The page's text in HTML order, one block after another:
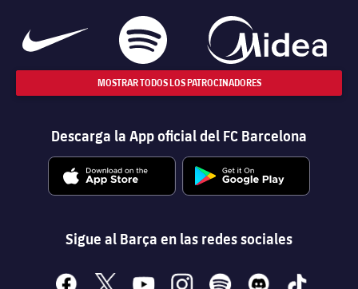
MOSTRAR TODOS LOS PATROCINADORES
Descarga la App oficial del FC Barcelona
Sigue al Barça en las redes sociales
facebook
x youtubeinstagramspotify discord tiktok